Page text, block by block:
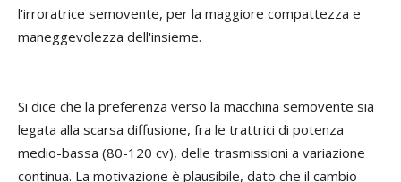
l'irroratrice semovente, per la maggiore compattezza e
maneggevolezza dell'insieme.
Si dice che la preferenza verso la macchina semovente sia
legata alla scarsa diffusione, fra le trattrici di potenza
medio-bassa (80-120 cv), delle trasmissioni a variazione
continua. La motivazione è plausibile, dato che il cambio